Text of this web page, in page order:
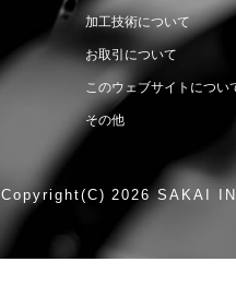
加工技術について
お取引について
このウェブサイトについ
その他
Copyright(C)2026 SAKAI